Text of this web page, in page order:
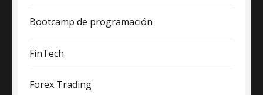
Bootcamp de programación
FinTech
Forex Trading